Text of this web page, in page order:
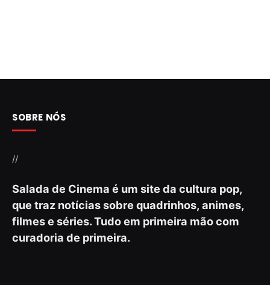
SOBRE NÓS
//
Salada de Cinema é um site da cultura pop,
que traz notícias sobre quadrinhos, animes,
filmes e séries. Tudo em primeira mão com
curadoria de primeira.